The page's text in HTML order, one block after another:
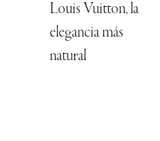
Louis Vuitton, la
elegancia más
natural